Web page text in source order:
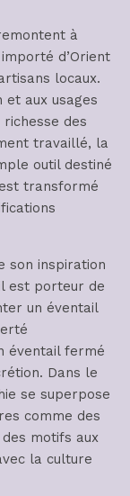
à
d’Orient
locaux.
et aux usages
des
travaillé, la
outil destiné
transformé
son inspiration
est porteur de
un éventail
éventail fermé
Dans le
se superpose
comme des
motifs aux
la culture